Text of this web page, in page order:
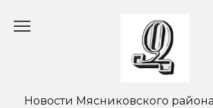
Новости Мясниковского